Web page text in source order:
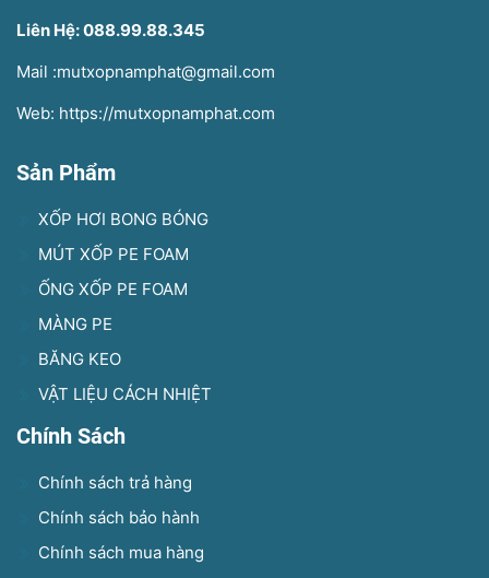
Liên Hệ: 088.99.88.345
Mail :mutxopnamphat@gmail.com
Web: https://mutxopnamphat.com
Sản Phẩm
XỐP HƠI BONG BÓNG
MÚT XỐP PE FOAM
ỐNG XỐP PE FOAM
MÀNG PE
BĂNG KEO
VẬT LIỆU CÁCH NHIỆT
Chính Sách
Chính sách trả hàng
Chính sách bảo hành
Chính sách mua hàng